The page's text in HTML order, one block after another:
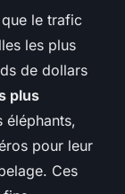
le trafic
les plus
de dollars
plus
éléphants,
pour leur
Ces